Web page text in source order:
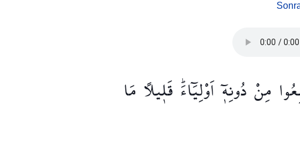
مِنْ دُونِه۪ٓاَوْلِيَٓاءَۜ قَل۪يلًا مَا